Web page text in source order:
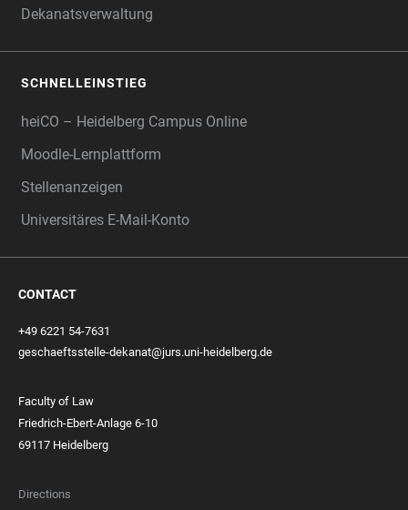
Dekanatsverwaltung
SCHNELLEINSTIEG
heiCO – Heidelberg Campus Online
Moodle-Lernplattform
Stellenanzeigen
Universitäres E-Mail-Konto
CONTACT
+49 6221 54-7631
geschaeftsstelle-dekanat@jurs.uni-heidelberg.de
Faculty of Law
Friedrich-Ebert-Anlage 6-10
69117 Heidelberg
Directions